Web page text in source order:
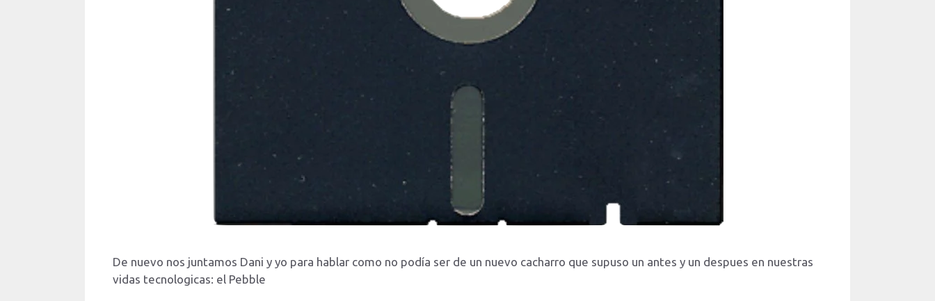
De nuevo nos juntamos Dani y yo para hablar como no podía ser de un nuevo cacharro que supuso un antes y un despues en nuestras
vidas tecnologicas: el Pebble